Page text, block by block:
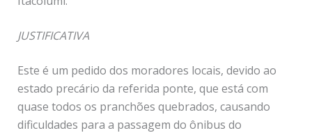
JUSTIFICATIVA
Este é um pedido dos moradores locais, devido ao
estado precário da referida ponte, que está com
quase todos os pranchões quebrados, causando
dificuldades para a passagem do ônibus do